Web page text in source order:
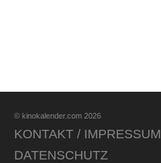
© kinokalender.com 2026
KONTAKT / IMPRESSUM
DATENSCHUTZ